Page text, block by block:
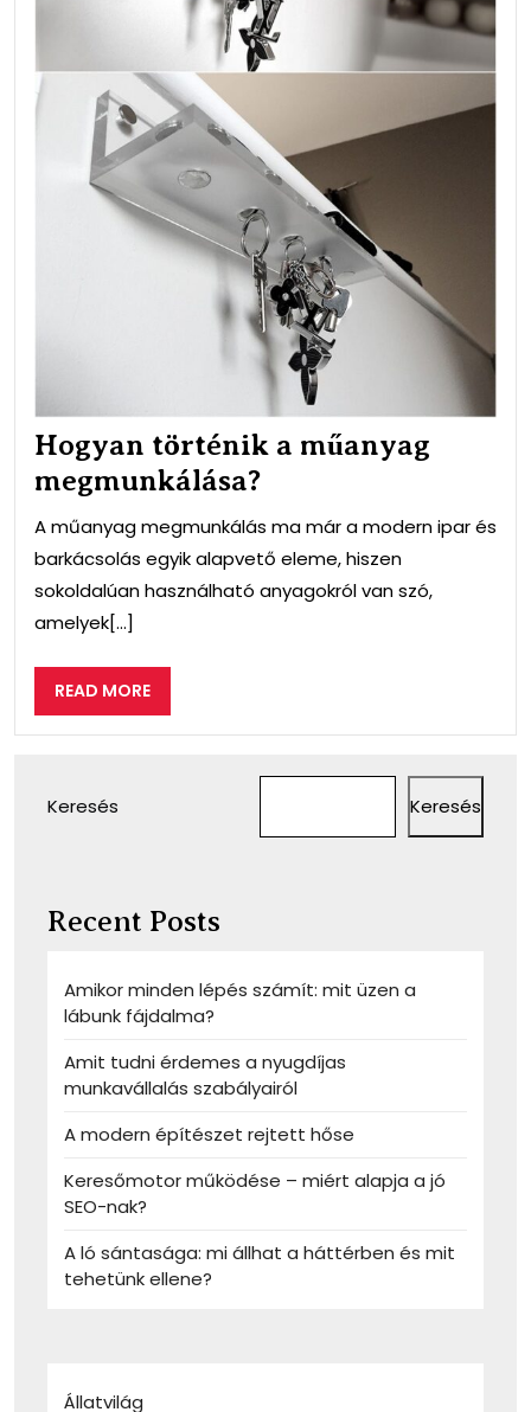
Hogyan történik a műanyag
megmunkálása?
A műanyag megmunkálás ma már a modern ipar és
barkácsolás egyik alapvető eleme, hiszen
sokoldalúan használható anyagokról van szó,
amelyek[...]
READ MOREREAD
MORE
Keresés Keresés
Recent Posts
Amikor minden lépés számít: mit üzen a
lábunk fájdalma?
Amit tudni érdemes a nyugdíjas
munkavállalás szabályairól
A modern építészet rejtett hőse
Keresőmotor működése – miért alapja a jó
SEO-nak?
A ló sántasága: mi állhat a háttérben és mit
tehetünk ellene?
Állatvilág